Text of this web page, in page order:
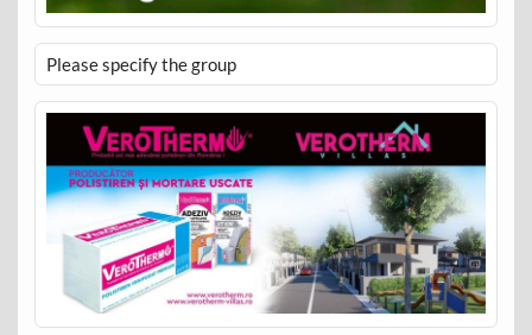
Please specify the group